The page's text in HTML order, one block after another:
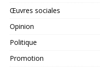
Œuvres sociales
Opinion
Politique
Promotion